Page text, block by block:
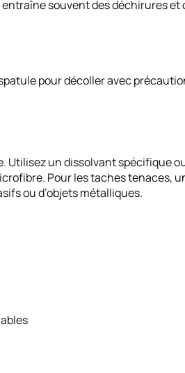
souvent des déchirures et
pour décoller avec
un dissolvant spécifique ou
Pour les taches tenaces,
ou d’objets métalliques.